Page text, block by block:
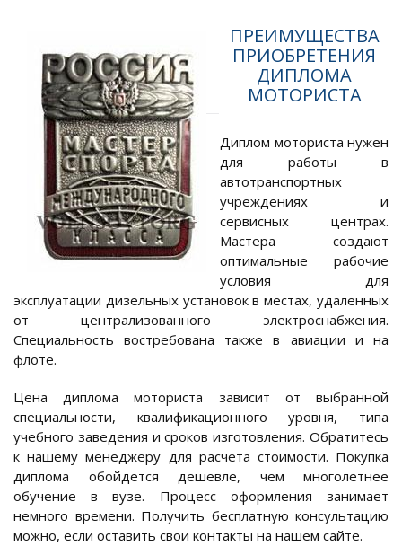
ПРЕИМУЩЕСТВА
ПРИОБРЕТЕНИЯ
ДИПЛОМА
МОТОРИСТА
Диплом моториста нужен
для работы в
автотранспортных
учреждениях и
сервисных центрах.
Мастера создают
оптимальные рабочие
условия для
эксплуатации дизельных установок в местах, удаленных
от централизованного электроснабжения.
Специальность востребована также в авиации и на
флоте.
Цена диплома моториста зависит от выбранной
специальности, квалификационного уровня, типа
учебного заведения и сроков изготовления. Обратитесь
к нашему менеджеру для расчета стоимости. Покупка
диплома обойдется дешевле, чем многолетнее
обучение в вузе. Процесс оформления занимает
немного времени. Получить бесплатную консультацию
можно, если оставить свои контакты на нашем сайте.